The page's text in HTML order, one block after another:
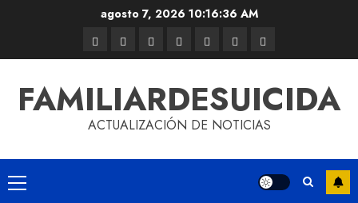
agosto 7, 2026 10:16:36 AM
FAMILIARDESUICIDA
ACTUALIZACIÓN DE NOTICIAS